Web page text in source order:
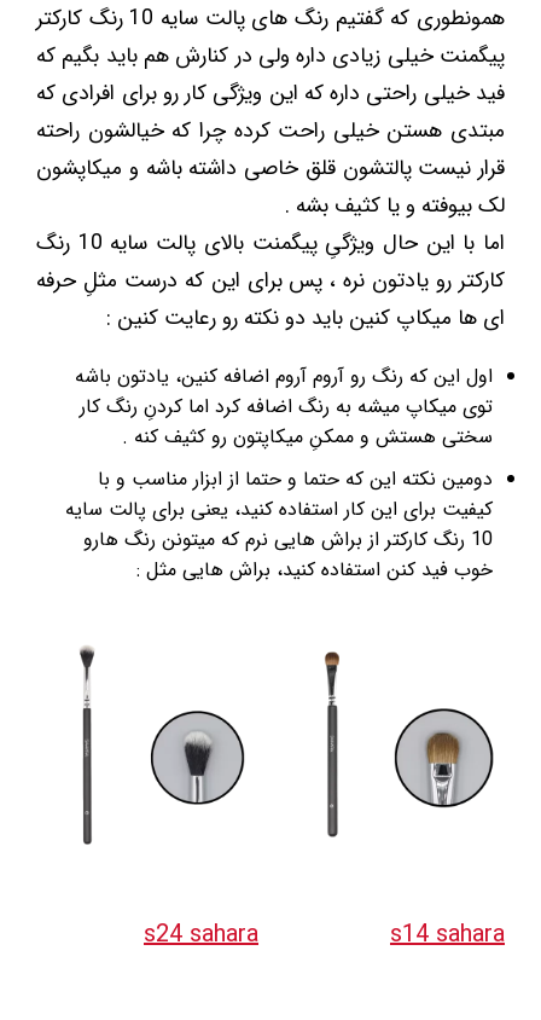
همونطوری که گفتیم رنگ های پالت سایه 10 رنگ کارکتر
پیگمنت خیلی زیادی داره ولی در کنارش هم باید بگیم که
فید خیلی راحتی داره که این ویژگی کار رو برای افرادی که
مبتدی هستن خیلی راحت کرده چرا که خیالشون راحته
قرار نیست پالتشون قلق خاصی داشته باشه و میکاپشون
لک بیوفته و یا کثیف بشه .
اما با این حال ویژگیِ پیگمنت بالای پالت سایه 10 رنگ
کارکتر رو یادتون نره ، پس برای این که درست مثلِ حرفه
ای ها میکاپ کنین باید دو نکته رو رعایت کنین :
اول این که رنگ رو آروم آروم اضافه کنین، یادتون باشه
توی میکاپ میشه به رنگ اضافه کرد اما کردنِ رنگ کار
سختی هستش و ممکنِ میکاپتون رو کثیف کنه .
دومین نکته این که حتما و حتما از ابزار مناسب و با
کیفیت برای این کار استفاده کنید، یعنی برای پالت سایه
10 رنگ کارکتر از براش هایی نرم که میتونن رنگ هارو
خوب فید کنن استفاده کنید، براش هایی مثل :
s14 sahara
s24 sahara